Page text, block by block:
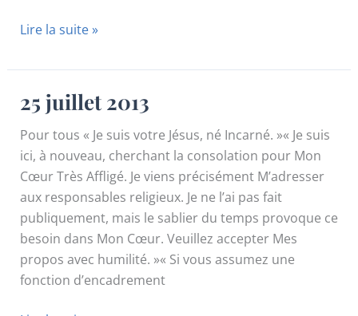
25
2013
Lire la suite »
25 juillet 2013
Pour tous « Je suis votre Jésus, né Incarné. »« Je suis
ici, à nouveau, cherchant la consolation pour Mon
Cœur Très Affligé. Je viens précisément M’adresser
aux responsables religieux. Je ne l’ai pas fait
publiquement, mais le sablier du temps provoque ce
besoin dans Mon Cœur. Veuillez accepter Mes
propos avec humilité. »« Si vous assumez une
fonction d’encadrement